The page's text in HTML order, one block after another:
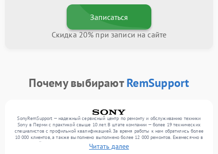
Записаться
Скидка 20% при записи на сайте
Почему выбираютRemSupport
SonyRemSupport — надежный сервисный центр по ремонту и обслуживанию техники
Sony в Перми с практикой свыше 10 лет. В штате компании — более 19 технических
специалистов с профильной квалификацией. За время работы к нам обратились более
10 000 клиентов, а также выполнено выполнено более 12 000 ремонтов. Ежемесячно в
сервисный центр поступает свыше 300 единиц техники, включая , , . Мы выполняем
ремонт различного уровня сложности и поддерживаем высокий стандарт качества
Читать далее